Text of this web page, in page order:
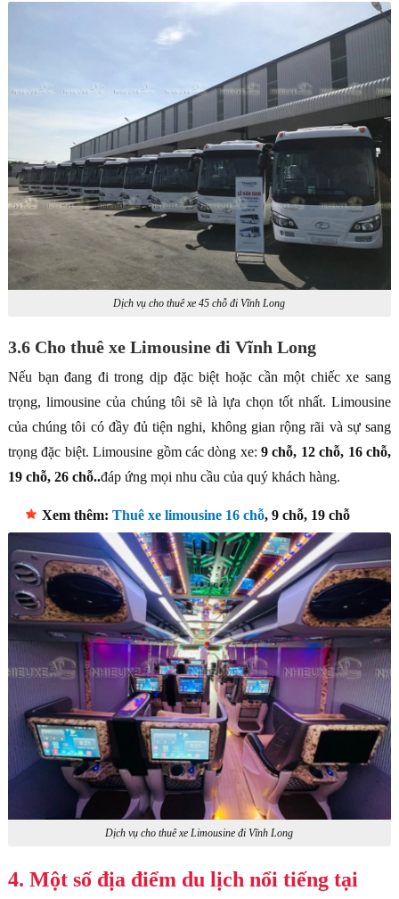
Dịch vụ cho thuê xe 45 chỗ đi Vĩnh Long
3.6 Cho thuê xe Limousine đi Vĩnh Long
Nếu bạn đang đi trong dịp đặc biệt hoặc cần một chiếc xe sang
trọng, limousine của chúng tôi sẽ là lựa chọn tốt nhất. Limousine
của chúng tôi có đầy đủ tiện nghi, không gian rộng rãi và sự sang
trọng đặc biệt. Limousine gồm các dòng xe:9 chỗ, 12 chỗ, 16 chỗ,
19 chỗ, 26 chỗ..đáp ứng mọi nhu cầu của quý khách hàng.
Xem thêm: Thuê xe limousine 16 chỗ, 9 chỗ, 19 chỗ
Dịch vụ cho thuê xe Limousine đi Vĩnh Long
4. Một số địa điểm du lịch nổi tiếng tại